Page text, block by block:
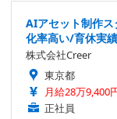
AIアセット制作
化率高い/育休実
株式会社Creer
東京都
月給28万9,400
正社員